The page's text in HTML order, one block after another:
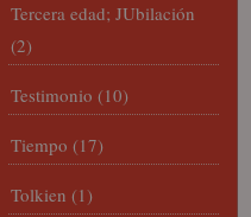
Tercera edad; JUbilación
(2)
Testimonio (10)
Tiempo (17)
Tolkien (1)